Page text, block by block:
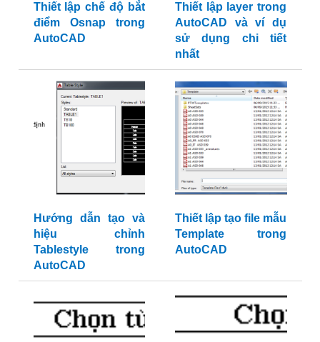
Thiết lập chế độ bắt
điểm Osnap trong
AutoCAD
Thiết lập layer trong
AutoCAD và ví dụ
sử dụng chi tiết
nhất
Hướng dẫn tạo và
hiệu chỉnh
Tablestyle trong
AutoCAD
Thiết lập tạo file mẫu
Template trong
AutoCAD